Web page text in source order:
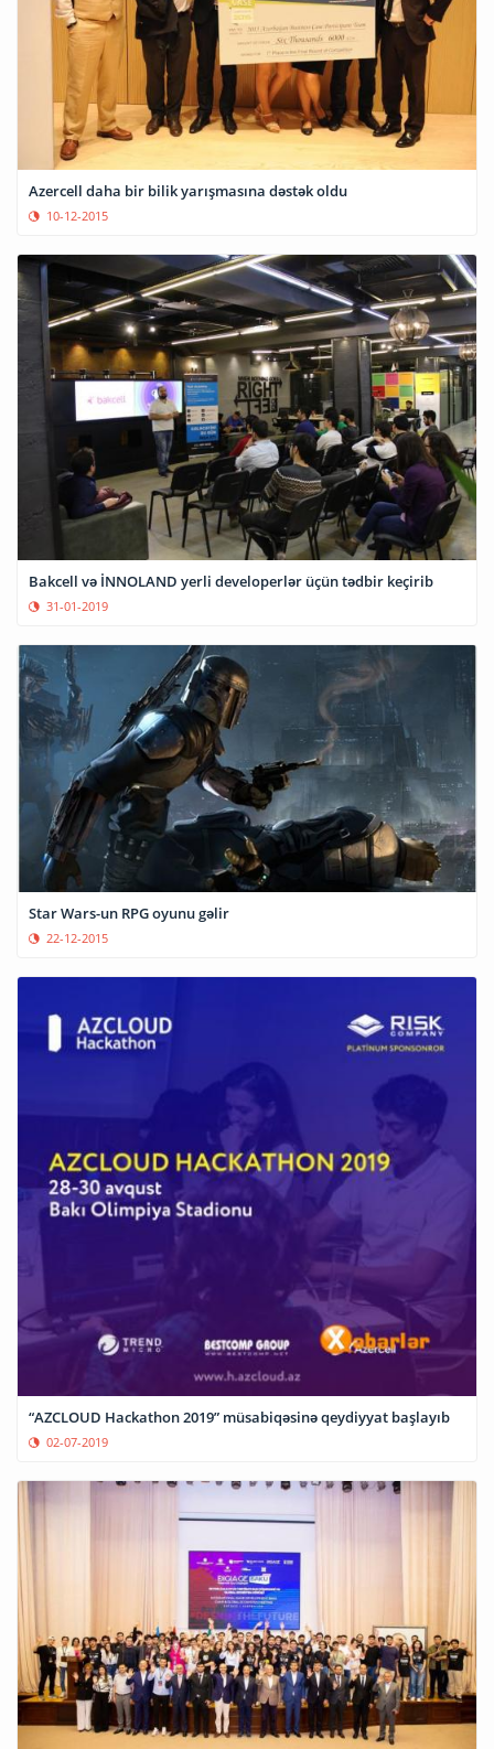
Azercell daha bir bilik yarışmasına dəstək oldu
10-12-2015
Bakcell və İNNOLAND yerli developerlər üçün tədbir keçirib
31-01-2019
Star Wars-un RPG oyunu gəlir
22-12-2015
“AZCLOUD Hackathon 2019” müsabiqəsinə qeydiyyat başlayıb
02-07-2019